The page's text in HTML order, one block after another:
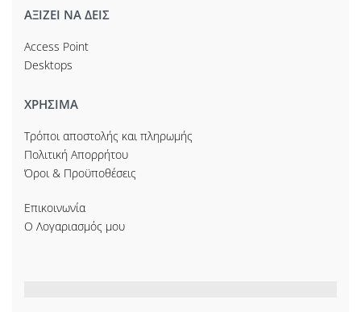
ΑΞΙΖΕΙ ΝΑ ΔΕΙΣ
Access Point
Desktops
ΧΡΗΣΙΜΑ
Τρόποι αποστολής και πληρωμής
Πολιτική Απορρήτου
Όροι & Προϋποθέσεις
Επικοινωνία
Ο Λογαριασμός μου